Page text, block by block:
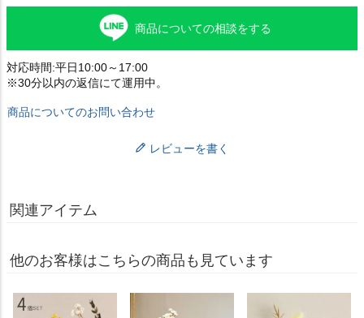
商品についての相談をする
対応時間:平日10:00～17:00
※30分以内の返信にて運用中。
商品についてのお問い合わせ
レビューを書く
関連アイテム
他のお客様はこちらの商品も見ています